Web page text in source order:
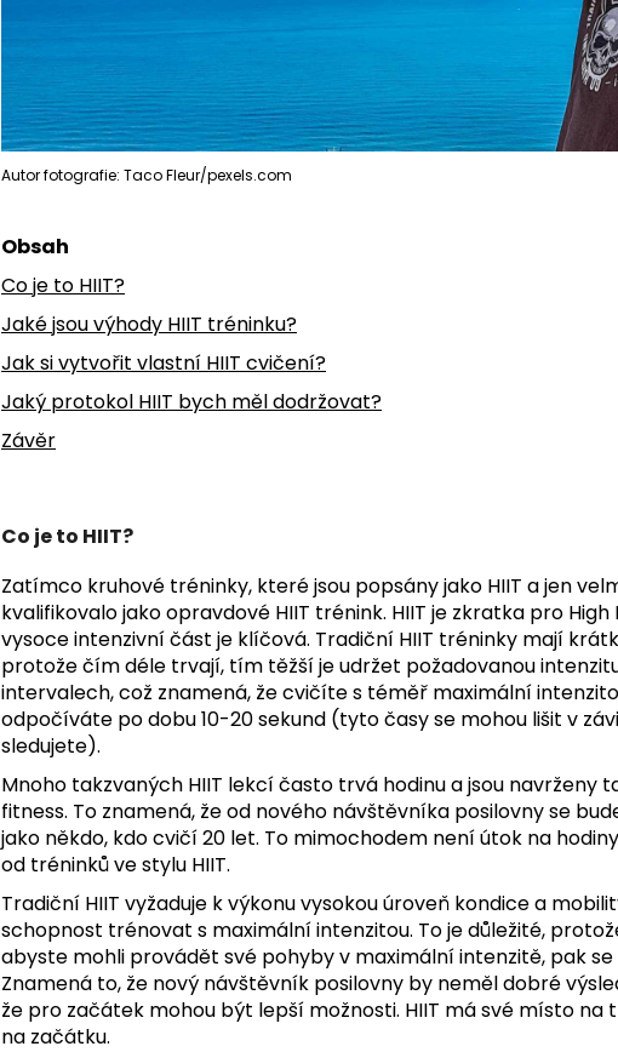
Autor fotografie: Taco Fleur/pexels.com
Obsah
Co je to HIIT?
Jaké jsou výhody HIIT tréninku?
Jak si vytvořit vlastní HIIT cvičení?
Jaký protokol HIIT bych měl dodržovat?
Závěr
Co je to HIIT?
Zatímco kruhové tréninky, které jsou popsány jako HIIT a jen
kvalifikovalo jako opravdové HIIT trénink. HIIT je zkratka pro
vysoce intenzivní část je klíčová. Tradiční HIIT tréninky mají
protože čím déle trvají, tím těžší je udržet požadovanou
intervalech, což znamená, že cvičíte s téměř maximální
odpočíváte po dobu 10-20 sekund (tyto časy se mohou lišit v
sledujete).
Mnoho takzvaných HIIT lekcí často trvá hodinu a jsou navrženy
fitness. To znamená, že od nového návštěvníka posilovny se
jako někdo, kdo cvičí 20 let. To mimochodem není útok na
od tréninků ve stylu HIIT.
Tradiční HIIT vyžaduje k výkonu vysokou úroveň kondice a
schopnost trénovat s maximální intenzitou. To je důležité,
abyste mohli provádět své pohyby v maximální intenzitě, pak se
Znamená to, že nový návštěvník posilovny by neměl dobré
že pro začátek mohou být lepší možnosti. HIIT má své místo na
na začátku.